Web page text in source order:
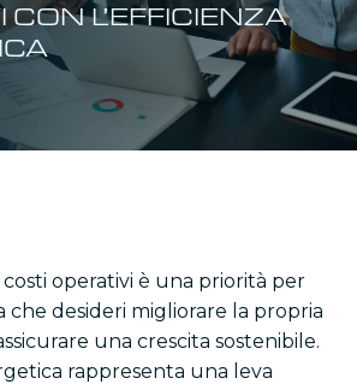
CON L’EFFICIENZA
operativi è una priorità per
che desideri migliorare la propria
una crescita sostenibile.
rappresenta una leva